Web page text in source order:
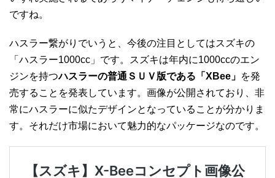
ですね。
ハスラー繋がりでいうと、今後の注目としてはスズキの
「ハスラー1000cc」です。スズキは年内に1000ccのエン
ジンを持つハスラーの普通ＳＵＶ版である「XBee」 を発
売することを発表しています。画像が公開されており、非
常にハスラーに似たデザインとなっていることが分かりま
す。それだけ市場において魅力的なパッケージなのです。